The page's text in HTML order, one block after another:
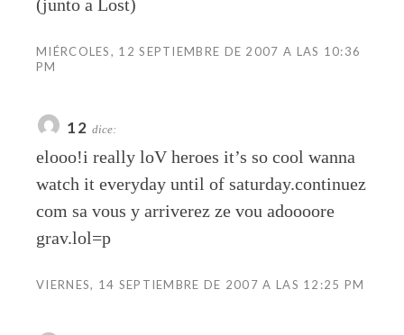
(junto a Lost)
MIÉRCOLES, 12 SEPTIEMBRE DE 2007 A LAS 10:36
PM
12 dice:
elooo!i really loV heroes it’s so cool wanna
watch it everyday until of saturday.continuez
com sa vous y arriverez ze vou adoooore
grav.lol=p
VIERNES, 14 SEPTIEMBRE DE 2007 A LAS 12:25 PM